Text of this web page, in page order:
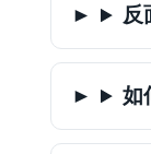
反
如